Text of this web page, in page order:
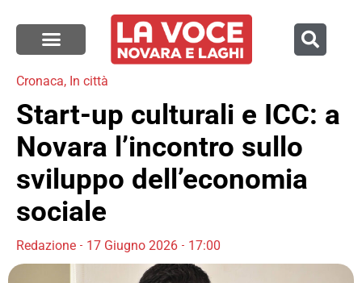
Cronaca, In città
Start-up culturali e ICC: a
Novara l’incontro sullo
sviluppo dell’economia
sociale
Redazione 17 Giugno 2026 17:00